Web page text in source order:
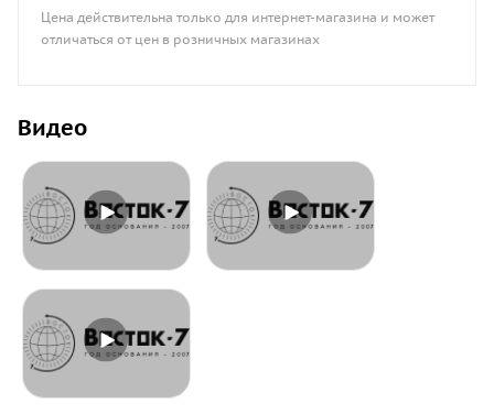
Цена действительна только для интернет-магазина и может
отличаться от цен в розничных магазинах
Видео